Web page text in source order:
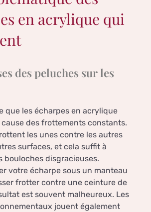
en acrylique qui
des peluches sur les
que les écharpes en acrylique
cause des frottements constants.
les unes contre les autres
surfaces, et cela suffit à
bouloches disgracieuses.
votre écharpe sous un manteau
frotter contre une ceinture de
est souvent malheureux. Les
jouent également